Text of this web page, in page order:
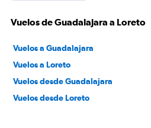
Vuelos de Guadalajara a Loreto
Vuelos a Guadalajara
Vuelos a Loreto
Vuelos desde Guadalajara
Vuelos desde Loreto